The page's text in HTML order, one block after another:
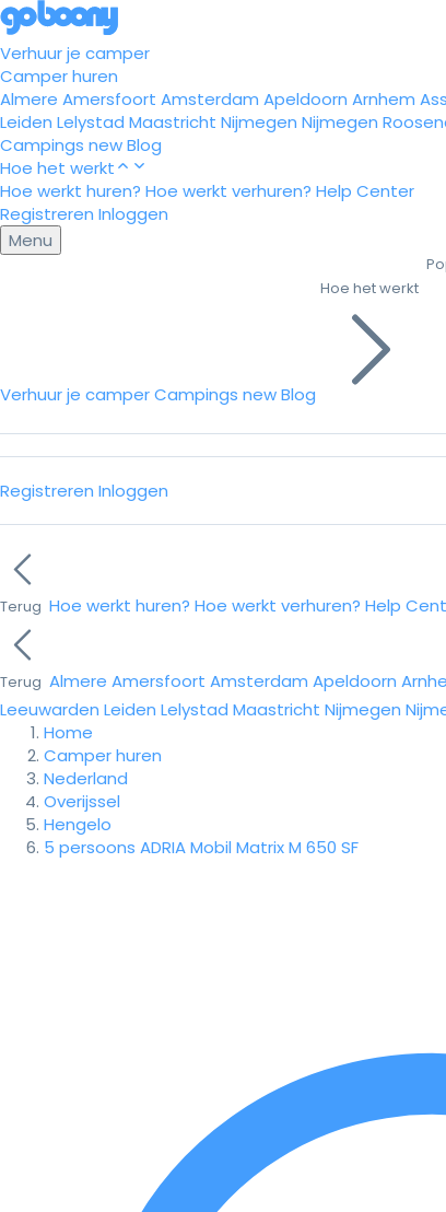
Verhuur je camper
Camper huren
Almere Amersfoort Amsterdam Apeldoorn Arnhem
Leiden Lelystad Maastricht Nijmegen Nijmegen
Campings newBlog
Hoe het werkt
Hoe werkt huren? Hoe werkt verhuren? Help Center
Registreren Inloggen
Menu
Verhuur je camperCampings newBlog
Hoe het werkt
Registreren Inloggen
Terug Hoe werkt huren? Hoe werkt verhuren? Help
Terug Almere Amersfoort Amsterdam Apeldoorn
Leeuwarden Leiden Lelystad Maastricht Nijmegen
Home
Camper huren
Nederland
Overijssel
Hengelo
5 persoons ADRIA Mobil Matrix M 650 SF